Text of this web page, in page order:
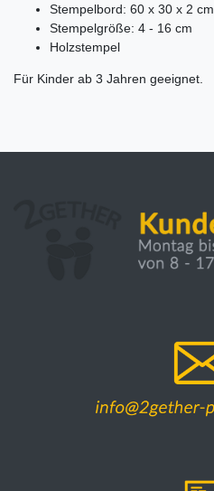
Stempelbord: 60 x 30 x 2 cm
Stempelgröße: 4 - 16 cm
Holzstempel
Für Kinder ab 3 Jahren geeignet.